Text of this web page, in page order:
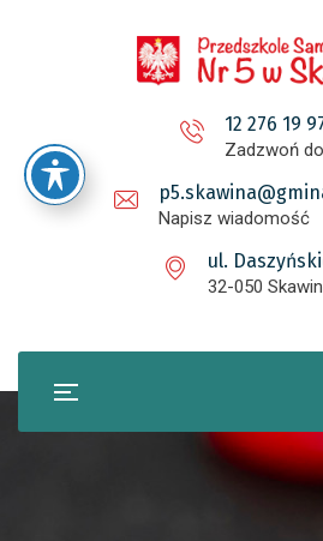
12 276 19
Zadzwoń
Napisz wiadomość
ul.
32-050